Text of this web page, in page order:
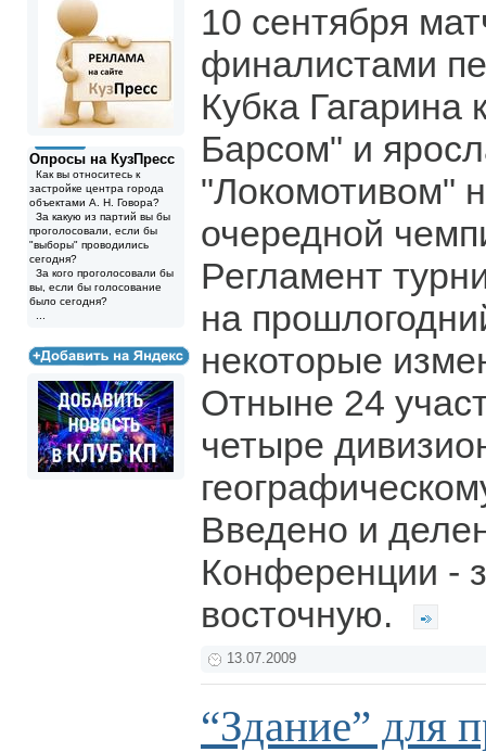
Опросы на КузПресс
Как вы относитесь к
застройке центра города
объектами А. Н. Говора?
За какую из партий вы бы
проголосовали, если бы
"выборы" проводились
сегодня?
За кого проголосовали бы
вы, если бы голосование
было сегодня?
10 сентября
финалистами
Кубка Гагарина
Барсом" и
"Локомотивом"
очередной
Регламент
на
некоторые
Отныне 24
четыре
Введено и
Конференции -
восточную.
13.07.2009
“Здание” для